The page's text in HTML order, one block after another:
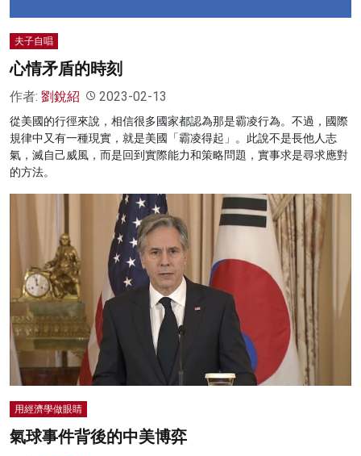
夫子自唱
心情矛盾的時刻
作者: 劉銳紹 2023-02-13
從美國的行徑來說，相信很多國家都認為那是霸凌行為。不過，國際
規律中又有一種現實，就是美國「霸凌得起」。此說不是長他人志
氣，滅自己威風，而是回到實際能力和策略問題，實事求是尋求應對
的方法。
用經濟學做眼睛
氣球事件背後的中美博弈